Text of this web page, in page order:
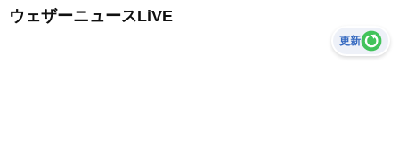
ウェザーニュースLiVE
更新